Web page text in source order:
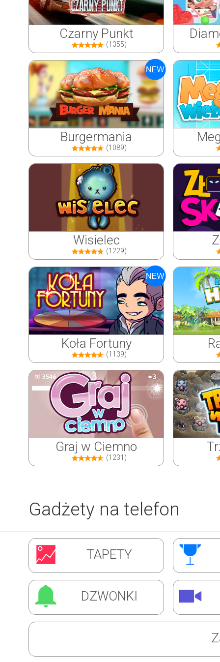
Czarny Punkt
(1355)
Burgermania
(1089)
Wisielec
(1229)
Koła Fortuny
(1139)
Graj w Ciemno
(1231)
Inwazja Robali
(1309)
Super Barman
Gadżety na telefon
TAPETY
DZWONKI